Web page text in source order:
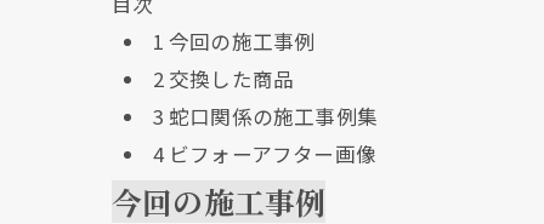
1 今回の施工事例
2交換した商品
3 蛇口関係の施工事例集
4ビフォーアフター画像
今回の施工事例